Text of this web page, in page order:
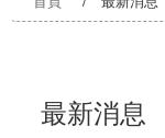
最新消息